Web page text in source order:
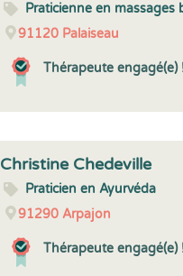
Praticienne en massages
91120 Palaiseau
Thérapeute engagé(e)
Christine Chedeville
Praticien en Ayurvéda
91290 Arpajon
Thérapeute engagé(e)